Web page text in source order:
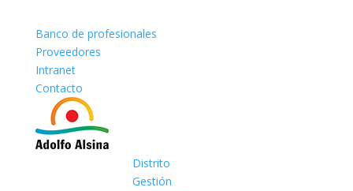
Banco de profesionales
Proveedores
Intranet
Contacto
Distrito
Gestión